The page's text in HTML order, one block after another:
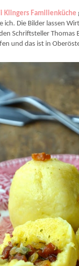
Klingers Familienküche
ich. Die Bilder lassen
Schriftsteller
und das ist in